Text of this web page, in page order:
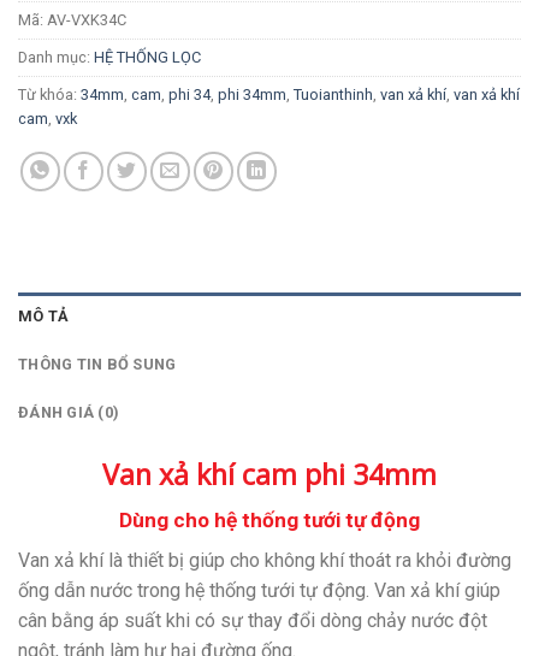
Mã: AV-VXK34C
Danh mục: HỆ THỐNG LỌC
Từ khóa: 34mm cam phi 34, phi 34mm Tuoianthinh van xả khí van xả khí
cam vxk
MÔ TẢ
THÔNG TIN BỔ SUNG
ĐÁNH GIÁ (0)
Van xả khí cam phi 34mm
Dùng cho hệ thống tưới tự động
Van xả khí là thiết bị giúp cho không khí thoát ra khỏi đường
ống dẫn nước trong hệ thống tưới tự động. Van xả khí giúp
cân bằng áp suất khi có sự thay đổi dòng chảy nước đột
ngột, tránh làm hư hại đường ống.